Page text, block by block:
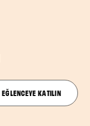
EĞLENCEYE KATILIN